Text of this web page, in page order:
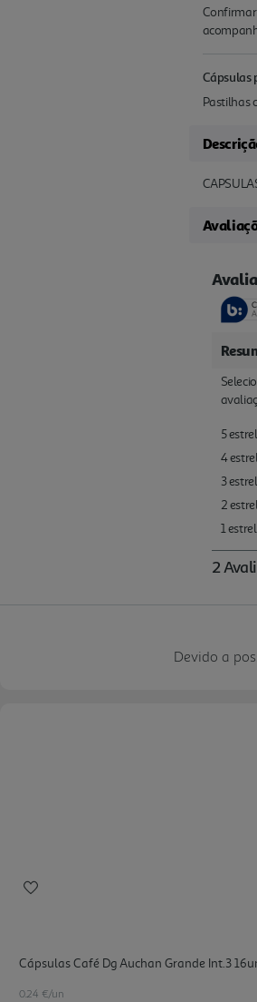
Cápsulas
Pastilhas
Devido a
Cápsulas Café Dg Auchan Grande Int.3
0.24 €/un